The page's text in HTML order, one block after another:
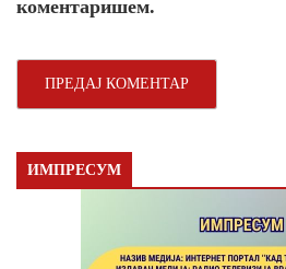
коментаришем.
ИМПРЕСУМ